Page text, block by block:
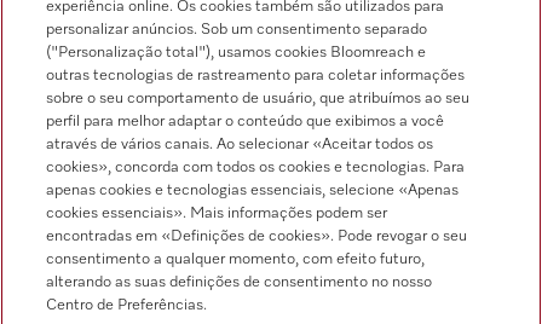
Siga a Miele Professional
Proteção de dados
experiência online. Os cookies também são utilizados para
personalizar anúncios. Sob um consentimento separado
("Personalização total"), usamos cookies Bloomreach e
outras tecnologias de rastreamento para coletar informações
sobre o seu comportamento de usuário, que atribuímos ao seu
perfil para melhor adaptar o conteúdo que exibimos a você
através de vários canais. Ao selecionar «Aceitar todos os
cookies», concorda com todos os cookies e tecnologias. Para
apenas cookies e tecnologias essenciais, selecione «Apenas
cookies essenciais». Mais informações podem ser
encontradas em «Definições de cookies». Pode revogar o seu
consentimento a qualquer momento, com efeito futuro,
alterando as suas definições de consentimento no nosso
Centro de Preferências.